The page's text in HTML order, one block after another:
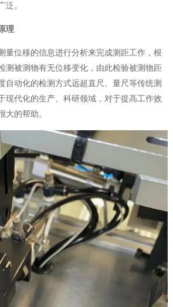
泛。
理
量位移的信息进行分析来完成测距工作，根
测被测物有无位移变化，由此检验被测物距
自动化的检测方式远超直尺、量尺等传统测
现代化的生产、科研领域，对于提高工作效
大的帮助。